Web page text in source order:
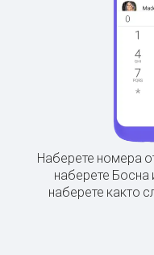
Наберете номера
наберете Босна
наберете както